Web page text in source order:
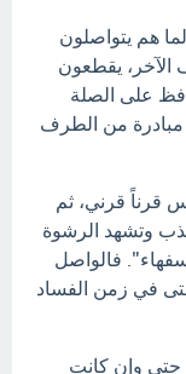
هم يتواصلون
يقطعون
على الصلة
مبادرة من الطرف
قرناً قرني، ثم
وتشهد الرشوة
فالواصل
في زمن الفساد
حتى وإن كانت